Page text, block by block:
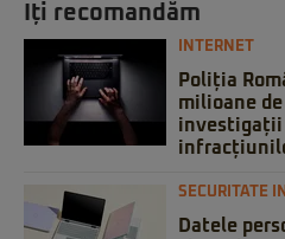
Iți recomandăm
INTERNET
Poliția
milioane
investigații
SECURITATE
Datele